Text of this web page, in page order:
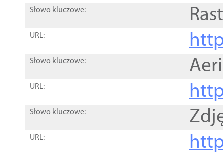
Słowo kluczowe:
URL:
Słowo kluczowe:
URL:
Słowo kluczowe:
URL: